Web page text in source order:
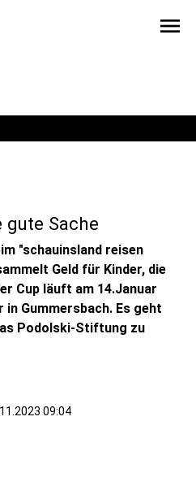
menu
gute Sache
"schauinsland reisen
Geld für Kinder, die
Cup läuft am 14.Januar
Gummersbach. Es geht
Podolski-Stiftung zu
09:04